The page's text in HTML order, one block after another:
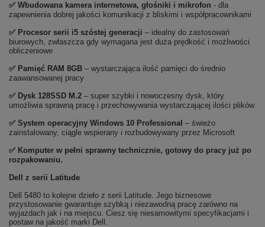
✅ Wbudowana kamera internetowa, głośniki i mikrofon - dla
zapewnienia dobrej jakości komunikacji z bliskimi i współpracownikami
✅ Procesor serii i5 szóstej generacji – idealny do zastosowań
biurowych, zwłaszcza gdy wymagana jest duża prędkość i możliwości
obliczeniowe
✅ Pamięć RAM 8GB – wystarczająca ilość pamięci do średnio
zaawansowanej pracy
✅ Dysk 128SSD M.2 – super szybki i nowoczesny dysk, który
umożliwia sprawną pracę i przechowywania wystarczającej ilości plików
✅ System operacyjny Windows 10 Professional – świeżo
zainstalowany, ciągle wspierany i rozbudowywany przez Microsoft
✅ Komputer w pełni sprawny technicznie, gotowy do pracy już po
rozpakowaniu.
Dell z serii Latitude
Dell 5480 to kolejne dzieło z serii Latitude. Jego biznesowe
przystosowanie gwarantuje szybką i niezawodną pracę zarówno na
wyjazdach jak i na miejscu. Ciesz się niesamowitymi specyfikacjami i
postaw na jakość marki Dell.